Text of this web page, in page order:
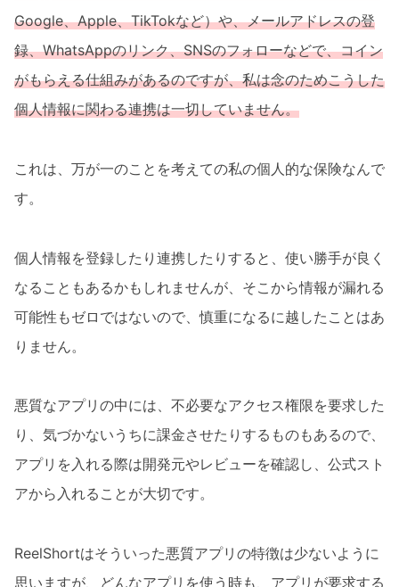
Google、Apple、TikTokなど）や、メールアドレスの登
録、WhatsAppのリンク、SNSのフォローなどで、コイン
がもらえる仕組みがあるのですが、私は念のためこうした
個人情報に関わる連携は一切していません。
これは、万が一のことを考えての私の個人的な保険なんで
す。
個人情報を登録したり連携したりすると、使い勝手が良く
なることもあるかもしれませんが、そこから情報が漏れる
可能性もゼロではないので、慎重になるに越したことはあ
りません。
悪質なアプリの中には、不必要なアクセス権限を要求した
り、気づかないうちに課金させたりするものもあるので、
アプリを入れる際は開発元やレビューを確認し、公式スト
アから入れることが大切です。
ReelShortはそういった悪質アプリの特徴は少ないように
思いますが、どんなアプリを使う時も、アプリが要求する